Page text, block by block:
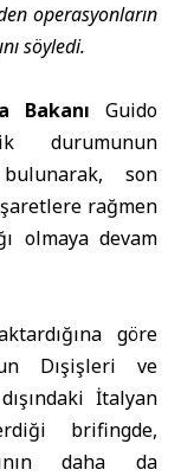
operasyonların
söyledi.
Bakanı
Guido
durumunun
son
rağmen
olmaya devam
göre
Dışişleri ve
İtalyan
brifingde,
daha da